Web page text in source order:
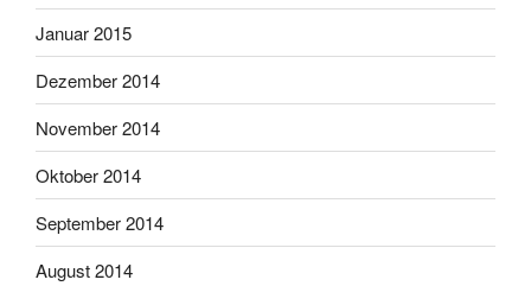
Januar 2015
Dezember 2014
November 2014
Oktober 2014
September 2014
August 2014